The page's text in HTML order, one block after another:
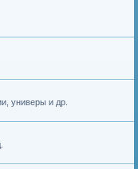
универы и др.